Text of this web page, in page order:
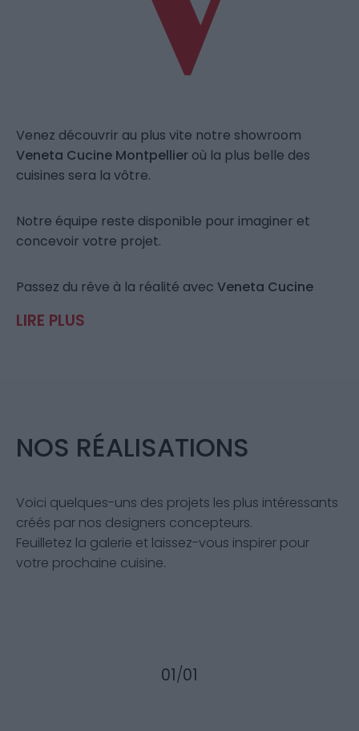
Venez découvrir au plus vite notre showroom
Veneta Cucine Montpellier où la plus belle des
cuisines sera la vôtre.
Notre équipe reste disponible pour imaginer et
concevoir votre projet.
Passez du rêve à la réalité avec Veneta Cucine
LIRE PLUS
NOS RÉALISATIONS
Voici quelques-uns des projets les plus intéressants
créés par nos designers concepteurs.
Feuilletez la galerie et laissez-vous inspirer pour
votre prochaine cuisine.
01/01